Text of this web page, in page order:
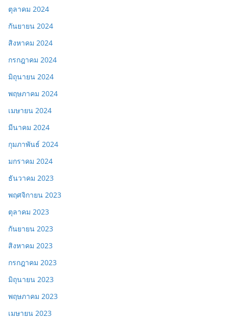
ตุลาคม 2024
กันยายน 2024
สิงหาคม 2024
กรกฎาคม 2024
มิถุนายน 2024
พฤษภาคม 2024
เมษายน 2024
มีนาคม 2024
กุมภาพันธ์ 2024
มกราคม 2024
ธันวาคม 2023
พฤศจิกายน 2023
ตุลาคม 2023
กันยายน 2023
สิงหาคม 2023
กรกฎาคม 2023
มิถุนายน 2023
พฤษภาคม 2023
เมษายน 2023